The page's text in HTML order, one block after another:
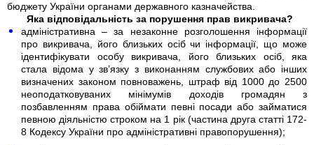
бюджету України органами державного казначейства.
Яка відповідальність за порушення прав викривача?
адміністративна – за незаконне розголошення інформації
про викривача, його близьких осіб чи інформації, що може
ідентифікувати особу викривача, його близьких осіб, яка
стала відома у зв’язку з виконанням службових або інших
визначених законом повноважень, штраф від 1000 до 2500
неоподатковуваних мінімумів доходів громадян з
позбавленням права обіймати певні посади або займатися
певною діяльністю строком на 1 рік (частина друга статті 172-
8 Кодексу України про адміністративні правопорушення);